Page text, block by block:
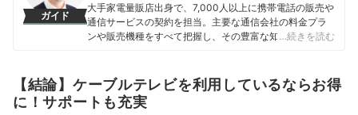
ガイド
大手家電量販店出身で、7,000人以上に携帯電話の販売や
通信サービスの契約を担当。主要な通信会社の料金プラ
ンや販売機種をすべて把握し、その豊富な知識で店舗販
ア・インターネットプロバイダーなどの通信会社を専門
に担当しており、格安SIMやホームルーターを実際に回線
契約し各社の料金プランや通信速度の比較を行うととも
…続きを読む
【結論】ケーブルテレビを利用しているならお得
に！サポートも充実